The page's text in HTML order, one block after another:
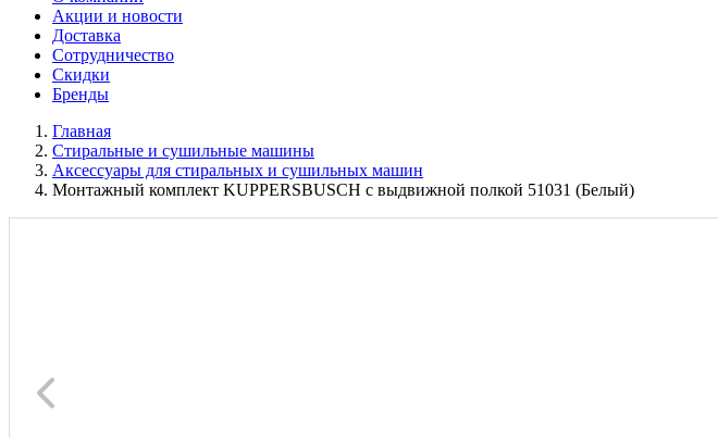
Акции и новости
Доставка
Сотрудничество
Скидки
Бренды
Главная
Стиральные и сушильные машины
Аксессуары для стиральных и сушильных машин
Монтажный комплект KUPPERSBUSCH с выдвижной полкой 51031 (Белый)